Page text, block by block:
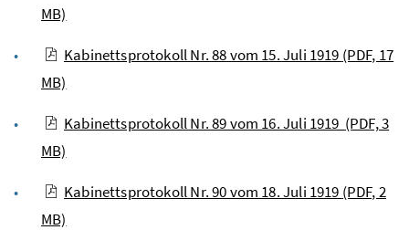
MB)
Kabinettsprotokoll Nr. 88 vom 15. Juli 1919 (PDF, 17
MB)
Kabinettsprotokoll Nr. 89 vom 16. Juli 1919 (PDF, 3
MB)
Kabinettsprotokoll Nr. 90 vom 18. Juli 1919 (PDF, 2
MB)